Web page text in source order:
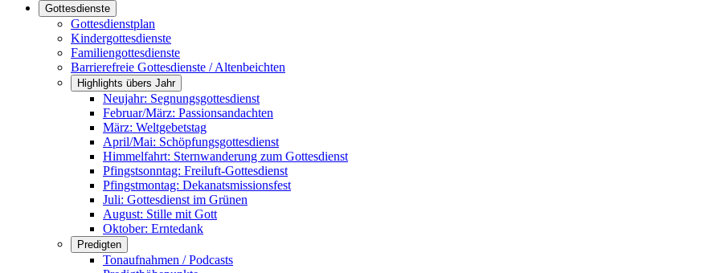
Gottesdienste
Gottesdienstplan
Kindergottesdienste
Familiengottesdienste
Barrierefreie Gottesdienste / Altenbeichten
Highlights übers Jahr
Neujahr: Segnungsgottesdienst
Februar/März: Passionsandachten
März: Weltgebetstag
April/Mai: Schöpfungsgottes­dienst
Himmelfahrt: Sternwanderung zum Gottesdienst
Pfingstsonntag: Freiluft-Gottesdienst
Pfingstmontag: Dekanatsmissionsfest
Juli: Gottesdienst im Grünen
August: Stille mit Gott
Oktober: Erntedank
Predigten
Tonaufnahmen / Podcasts